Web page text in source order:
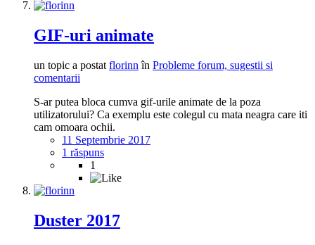
GIF-uri animate
un topic a postat florinn în Probleme forum, sugestii si
comentarii
S-ar putea bloca cumva gif-urile animate de la poza
utilizatorului? Ca exemplu este colegul cu mata neagra care iti
cam omoara ochii.
11 Septembrie 2017
1 răspuns
1
Duster 2017